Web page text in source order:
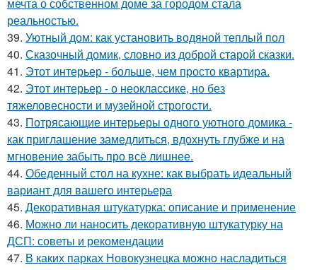
реальностью.
39. Уютный дом: как установить водяной теплый пол
40. Сказочный домик, словно из доброй старой сказки.
41. Этот интерьер - больше, чем просто квартира.
42. Этот интерьер - о неоклассике, но без
тяжеловесности и музейной строгости.
43. Потрясающие интерьеры одного уютного домика -
как приглашение замедлиться, вдохнуть глубже и на
мгновение забыть про всё лишнее.
44. Обеденный стол на кухне: как выбрать идеальный
вариант для вашего интерьера
45. Декоративная штукатурка: описание и применение
46. Можно ли наносить декоративную штукатурку на
ДСП: советы и рекомендации
47. В каких парках Новокузнецка можно насладиться